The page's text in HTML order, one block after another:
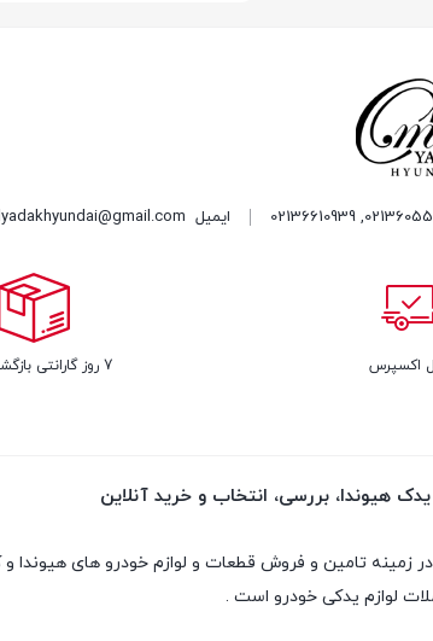
,
02136610939 ایمیل
اکسپرس 7 روز گارانتی بازگشت وجه
یدک هیوندا، بررسی، انتخاب و خرید آنلاین
لوازم یدکی خودرو است .